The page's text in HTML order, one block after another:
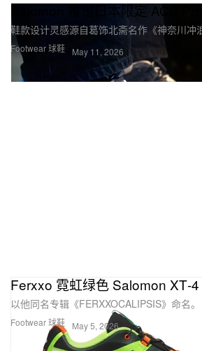
Footwear 球鞋
Salomon 推出日本限定 ACS
鞋款设计灵感源自葛饰北斋名作《神奈川冲
May 11, 2026
Footwear 球鞋
Ferxxo 霓虹绿色 Salomon
以他同名专辑《FERXXOCALIPSIS》命名。
May 5, 2026